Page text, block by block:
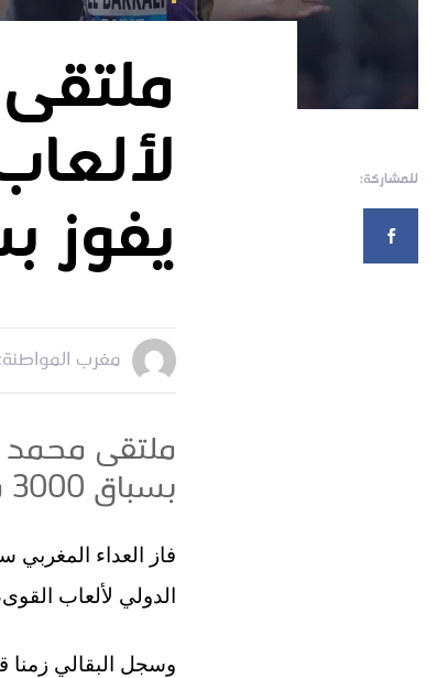
للمشاركة: يفوز بسباق
مغرب المواطنة:
ملتقى محمد
بسباق 3000 متر موانع
الدولي لألعاب